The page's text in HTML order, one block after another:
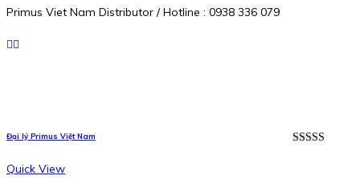
Primus Viet Nam Distributor / Hotline : 0938 336 079
Đại lý Primus Việt Nam
Quick View